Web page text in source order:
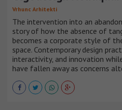
Vrhunc Arhitekti
The intervention into an
story of how the absence of
becomes a corporate style of
space. Contemporary design
interactivity, and innovation
have fallen away as concerns